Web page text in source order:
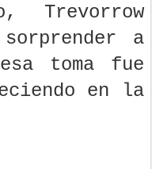
Trevorrow
a
toma fue
en la